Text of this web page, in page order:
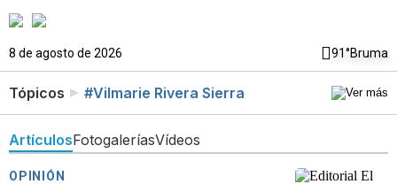
8 de agosto de 2026 91°Bruma
Tópicos #Vilmarie Rivera Sierra
ArtículosFotogaleríasVídeos
OPINIÓN